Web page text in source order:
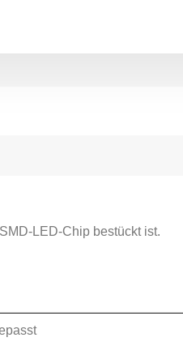
LED-Chip bestückt ist.